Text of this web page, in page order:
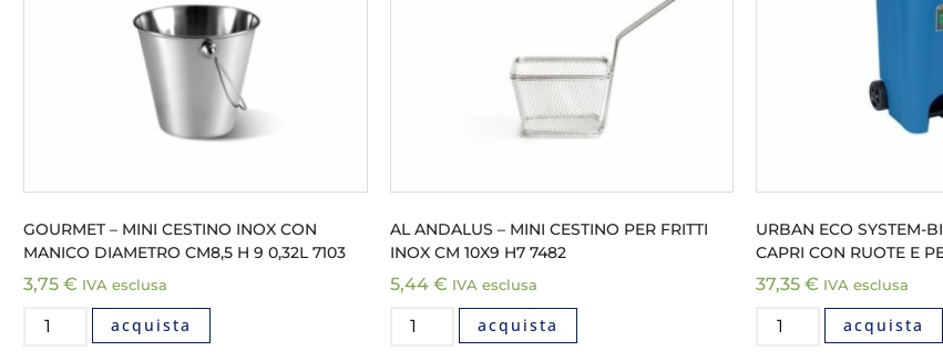
GOURMET – MINI CESTINO INOX CON
MANICO DIAMETRO CM8,5 H 9 0,32L 7103
3,75 € IVA esclusa
acquista
AL ANDALUS – MINI CESTINO PER FRITTI
INOX CM 10X9 H7 7482
5,44 € IVA esclusa
acquista
URBAN ECO SYSTEM-
CAPRI CON RUOTE E
37,35 € IVA esclusa
acquista